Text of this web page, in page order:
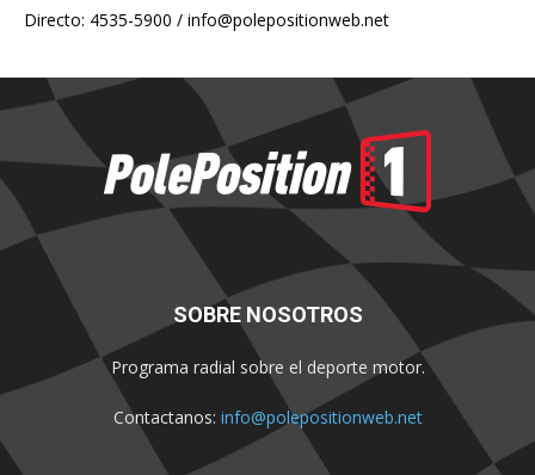
Directo: 4535-5900 / info@polepositionweb.net
SOBRE NOSOTROS
Programa radial sobre el deporte motor.
Contactanos: info@polepositionweb.net